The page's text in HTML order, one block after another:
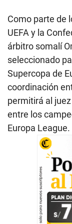
Como parte de
UEFA y la
árbitro somalí
seleccionado
Supercopa de
coordinación
permitirá al
entre los
Europa League.